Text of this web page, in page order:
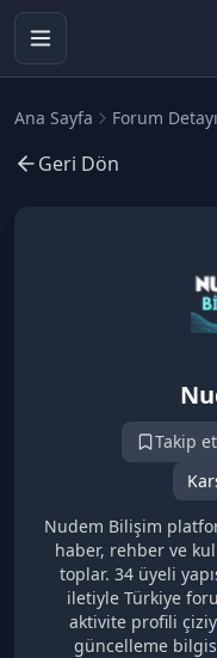
Ana Sayfa Forum Detayı
Geri Dön
Takip et
Nudem Bilişim
haber, rehber ve
toplar. 34 üyeli
iletiyle Türkiye
aktivite profili
güncelleme